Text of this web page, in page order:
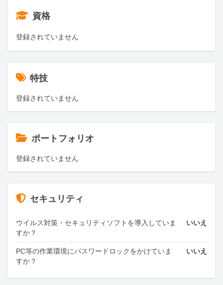
資格
登録されていません
特技
登録されていません
ポートフォリオ
登録されていません
セキュリティ
ウイルス対策・セキュリティソフトを導入していま
すか？
いいえ
PC等の作業環境にパスワードロックをかけていま
すか？
いいえ